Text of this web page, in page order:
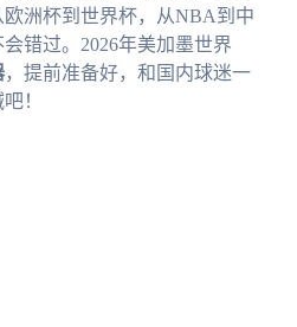
洲杯到世界杯，从NBA到中
错过。2026年美加墨世界
，提前准备好，和国内球迷一
！